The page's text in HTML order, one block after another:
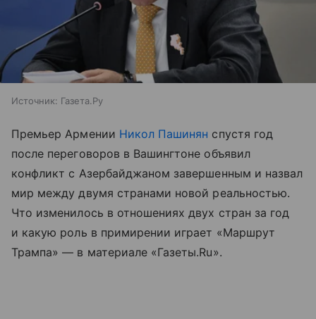
Источник: Газета.Ру
Премьер Армении Никол Пашинян спустя год
после переговоров в Вашингтоне объявил
конфликт с Азербайджаном завершенным и назвал
мир между двумя странами новой реальностью.
Что изменилось в отношениях двух стран за год
и какую роль в примирении играет «Маршрут
Трампа» — в материале «Газеты.Ru».